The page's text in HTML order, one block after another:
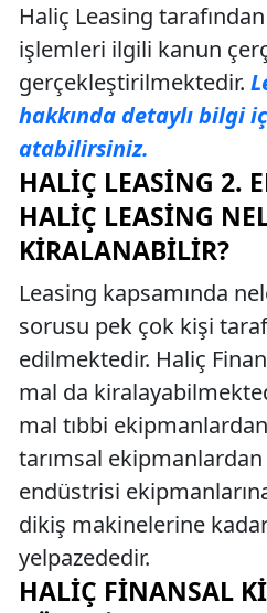
Haliç Leasing
işlemleri ilgili kanun
gerçekleştirilmektedir.
hakkında detaylı bilgi
atabilirsiniz.
HALIÇ LEASING 2.
HALIÇ LEASING
KIRALANABILIR?
Leasing kapsamında
sorusu pek çok kişi
edilmektedir. Haliç
mal da
mal tıbbi
tarımsal
endüstrisi
dikiş makinelerine
yelpazededir.
HALIÇ FINANSAL